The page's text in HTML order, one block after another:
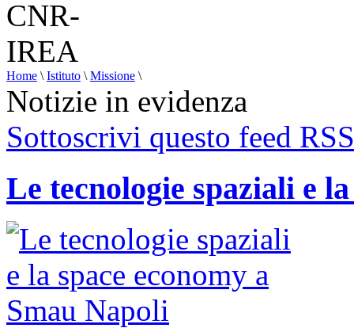
Home \ Istituto \ Missione \
Notizie in evidenza
Sottoscrivi questo feed RSS
Le tecnologie spaziali e